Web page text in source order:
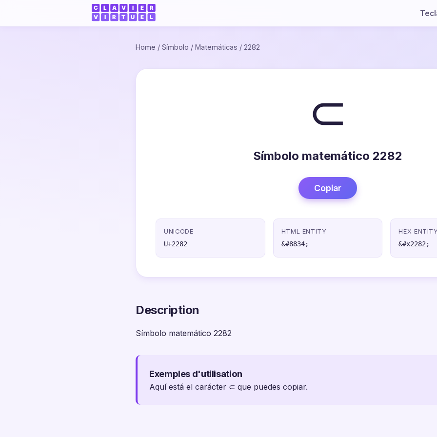
Home / Símbolo / Matemáticas / 2282
⊂
Símbolo matemático 2282
Copiar
UNICODE
U+2282
HTML ENTITY
&#8834;
HEX
&#x2282;
Description
Símbolo matemático 2282
Exemples d'utilisation
Aquí está el carácter ⊂ que puedes copiar.